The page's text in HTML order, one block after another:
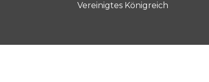
Vereinigtes Königreich